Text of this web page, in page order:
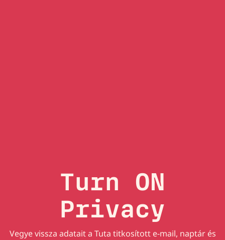
Turn ON
Privacy
Vegye vissza adatait a Tuta titkosított e-mail, naptár és